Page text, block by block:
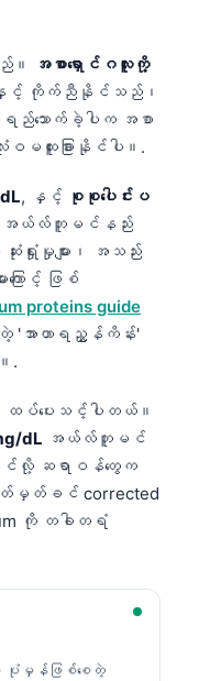
။
အစာရှောင်ဂလူးကို့
နှင့် ကိုက်ညီနိုင်သည်၊
ာ်ရည်သောက်ခဲ့ပါက အစာ
းဝမထူးခြားနိုင်ပါ။.
, နှင့် စုစုပေါင်းပ
အယ်လ်ဘူမင်နည်း
းရှုံးမှုများ၊ အသည်း
ြောင့် ဖြစ်
proteins guide
'အာဟာရညွှန်ကိန်း'
.
ထပ်ပေးသင့်ပါတယ်။
dL အယ်လ်ဘူမင်
လို့ ဆရာဝန်တွေက
မှတ်ခင် corrected
ကို တခါတရံ
ပုံမှန်ဖြစ်စေတဲ့